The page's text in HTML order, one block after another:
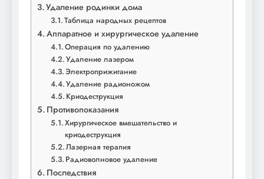
Удаление родинки дома
Таблица народных рецептов
Аппаратное и хирургическое удаление
Операция по удалению
Удаление лазером
Электроприжигание
Удаление радионожом
Криодеструкция
Противопоказания
Хирургическое вмешательство и
криодеструкция
Лазерная терапия
Радиоволновое удаление
Последствия